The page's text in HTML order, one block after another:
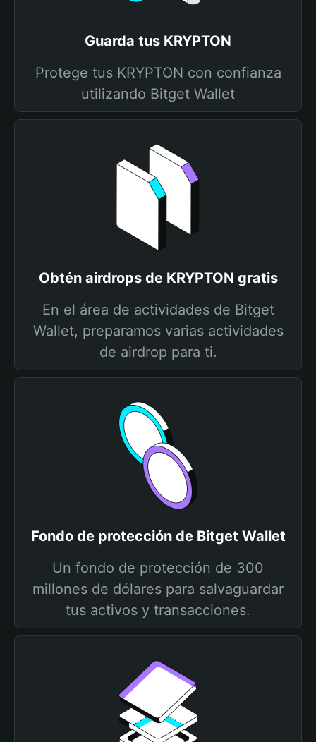
Guarda tus KRYPTON
Protege tus KRYPTON con confianza
utilizando Bitget Wallet
Obtén airdrops de KRYPTON gratis
En el área de actividades de Bitget
Wallet, preparamos varias actividades
de airdrop para ti.
Fondo de protección de Bitget Wallet
Un fondo de protección de 300
millones de dólares para salvaguardar
tus activos y transacciones.